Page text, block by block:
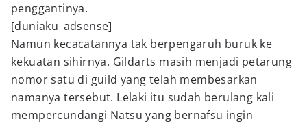
penggantinya.
[duniaku_adsense]
Namun kecacatannya tak berpengaruh buruk ke
kekuatan sihirnya. Gildarts masih menjadi petarung
nomor satu di guild yang telah membesarkan
namanya tersebut. Lelaki itu sudah berulang kali
mempercundangi Natsu yang bernafsu ingin